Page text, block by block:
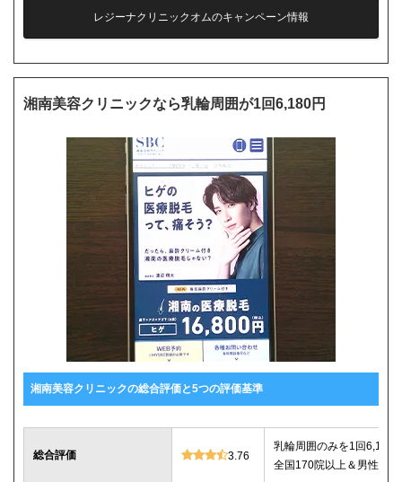
レジーナクリニックオムのキャンペーン情報
湘南美容クリニックなら乳輪周囲が1回6,180円
湘南美容クリニックの総合評価と5つの評価基準
総合評価 3.76
乳輪周囲のみを1回6,180
全国170院以上＆男性お